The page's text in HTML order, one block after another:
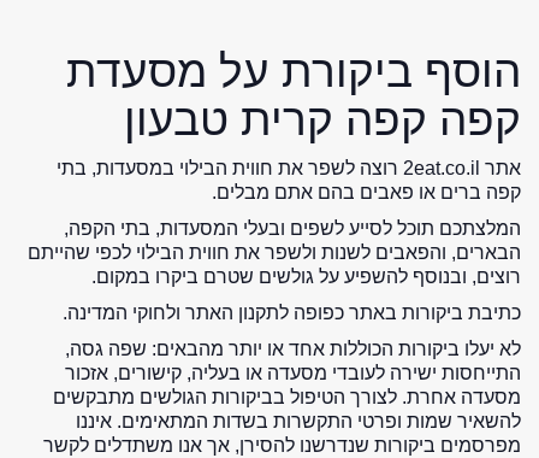
הוסף ביקורת על מסעדת
קפה קפה קרית טבעון
אתר 2eat.co.il רוצה לשפר את חווית הבילוי במסעדות, בתי
קפה ברים או פאבים בהם אתם מבלים.
המלצתכם תוכל לסייע לשפים ובעלי המסעדות, בתי הקפה,
הבארים, והפאבים לשנות ולשפר את חווית הבילוי לכפי שהייתם
רוצים, ובנוסף להשפיע על גולשים שטרם ביקרו במקום.
כתיבת ביקורות באתר כפופה לתקנון האתר ולחוקי המדינה.
לא יעלו ביקורות הכוללות אחד או יותר מהבאים: שפה גסה,
התייחסות ישירה לעובדי מסעדה או בעליה, קישורים, אזכור
מסעדה אחרת. לצורך הטיפול בביקורות הגולשים מתבקשים
להשאיר שמות ופרטי התקשרות בשדות המתאימים. איננו
מפרסמים ביקורות שנדרשנו להסירן, אך אנו משתדלים לקשר